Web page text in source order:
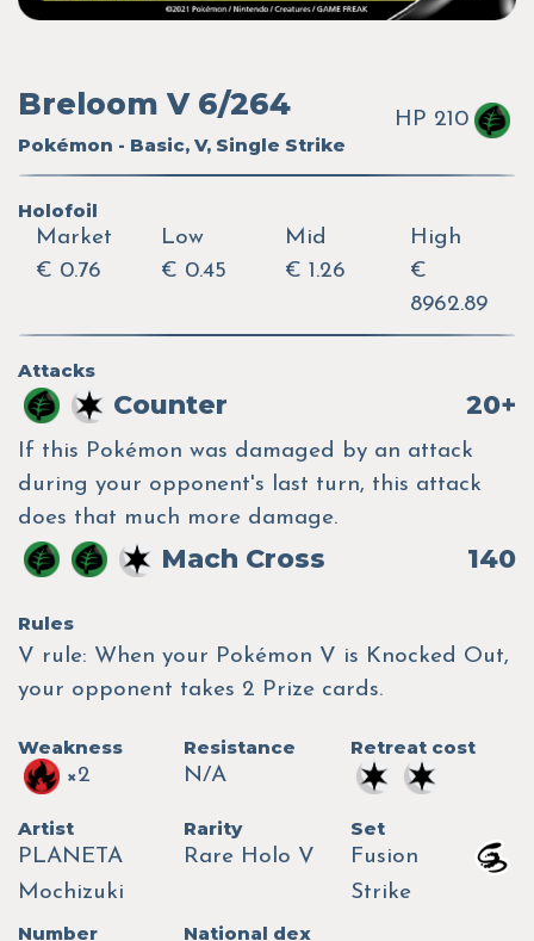
Breloom V 6/264
Pokémon - Basic, V, Single Strike
HP 210
Holofoil
Market
€ 0.76
Low
€ 0.45
Mid
€ 1.26
High
€
8962.89
Attacks
Counter 20+
If this Pokémon was damaged by an attack
during your opponent's last turn, this attack
does that much more damage.
Mach Cross 140
Rules
V rule: When your Pokémon V is Knocked Out,
your opponent takes 2 Prize cards.
Weakness
×2
Resistance
N/A
Retreat cost
Artist
PLANETA
Mochizuki
Rarity
Rare Holo V
Set
Fusion
Strike
Number
National dex